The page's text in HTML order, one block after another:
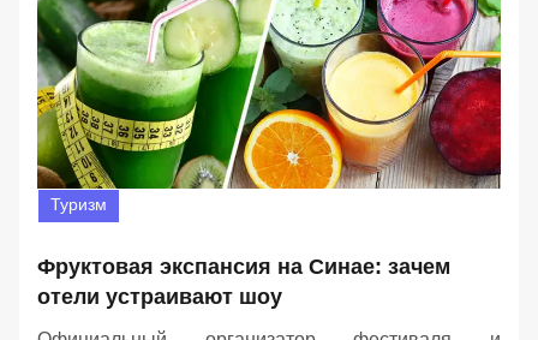
Туризм
Фруктовая экспансия на Синае: зачем
отели устраивают шоу